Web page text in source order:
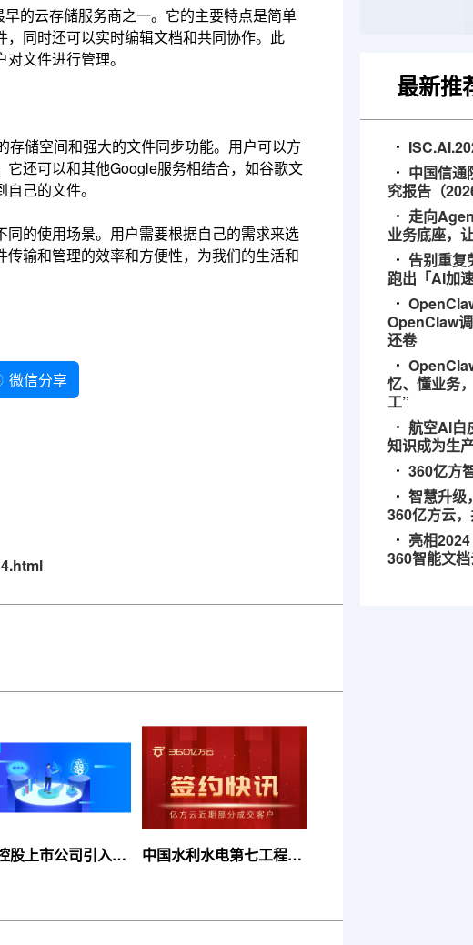
的云存储服务商之一。它的主要特点是简单
同时还可以实时编辑文档和共同协作。此
文件进行管理。
储空间和强大的文件同步功能。用户可以方
还可以和其他Google服务相结合，如谷歌文
己的文件。
的使用场景。用户需要根据自己的需求来选
输和管理的效率和方便性，为我们的生活和
微信分享
股上市公司引入
中国水利水电第七工程
最新推
中国信通
究报告（
走向
业务底座，
告别重复
跑出「AI加
OpenClaw
还卷
忆、懂业务
工”
航空AI白
知识成为生
360亿方
智慧升级
360亿方云
亮相
360智能文